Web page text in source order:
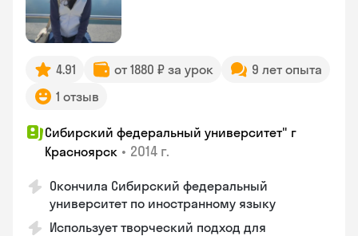
4.91 от 1880 ₽ за урок
9 лет опыта
1 отзыв
Сибирский федеральный университет" г
Красноярск • 2014 г.
Окончила Сибирский федеральный
университет по иностранному языку
Использует творческий подход для